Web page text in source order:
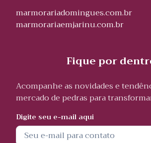
marmorariadomingues.com.br
marmorariaemjarinu.com.br
Fique por
Acompanhe as novidades e
mercado de pedras para
Digite seu e-mail aqui